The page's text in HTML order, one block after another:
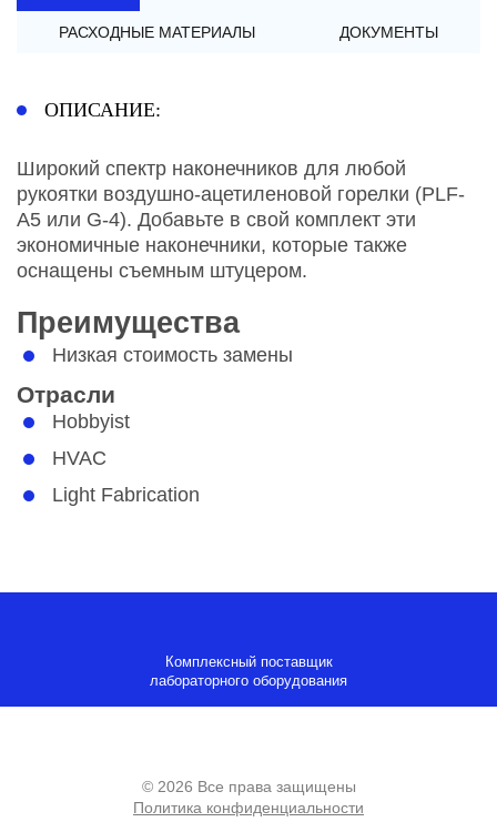
РАСХОДНЫЕ МАТЕРИАЛЫ ДОКУМЕНТЫ
ОПИСАНИЕ:
Широкий спектр наконечников для любой
рукоятки воздушно-ацетиленовой горелки (PLF-
A5 или G-4). Добавьте в свой комплект эти
экономичные наконечники, которые также
оснащены съемным штуцером.
Преимущества
Низкая стоимость замены
Отрасли
Hobbyist
HVAC
Light Fabrication
Комплексный поставщик
лабораторного оборудования
© 2026 Все права защищены
Политика конфиденциальности